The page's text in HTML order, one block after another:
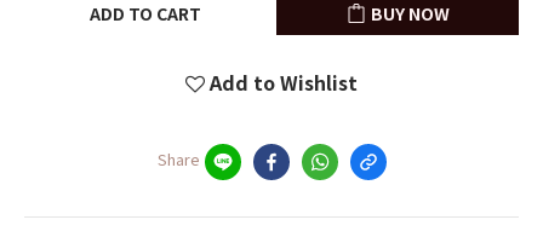
ADD TO CART BUY NOW
Add to Wishlist
Share